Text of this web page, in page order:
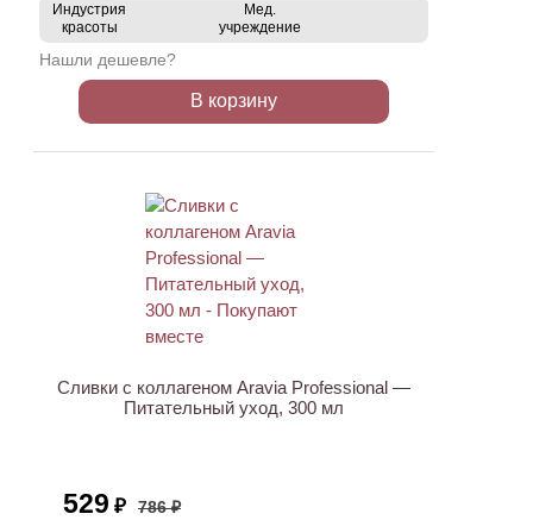
Индустрия
красоты
Мед.
учреждение
Нашли дешевле?
В корзину
Сливки с коллагеном Aravia Professional —
Питательный уход, 300 мл
529 ₽ 786 ₽